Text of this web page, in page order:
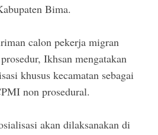
Bima.
calon pekerja migran
Ikhsan mengatakan
khusus kecamatan sebagai
non prosedural.
akan dilaksanakan di